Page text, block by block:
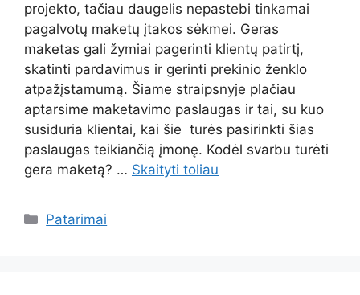
projekto, tačiau daugelis nepastebi tinkamai
pagalvotų maketų įtakos sėkmei. Geras
maketas gali žymiai pagerinti klientų patirtį,
skatinti pardavimus ir gerinti prekinio ženklo
atpažįstamumą. Šiame straipsnyje plačiau
aptarsime maketavimo paslaugas ir tai, su kuo
susiduria klientai, kai šie turės pasirinkti šias
paslaugas teikiančią įmonę. Kodėl svarbu turėti
gera maketą? … Skaityti toliau
Kategorijos
Patarimai